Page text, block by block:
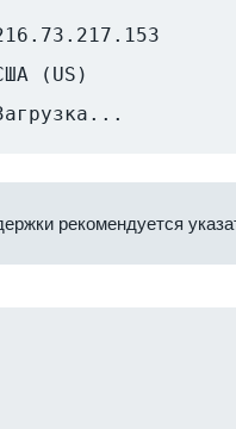
(US)
рекомендуется